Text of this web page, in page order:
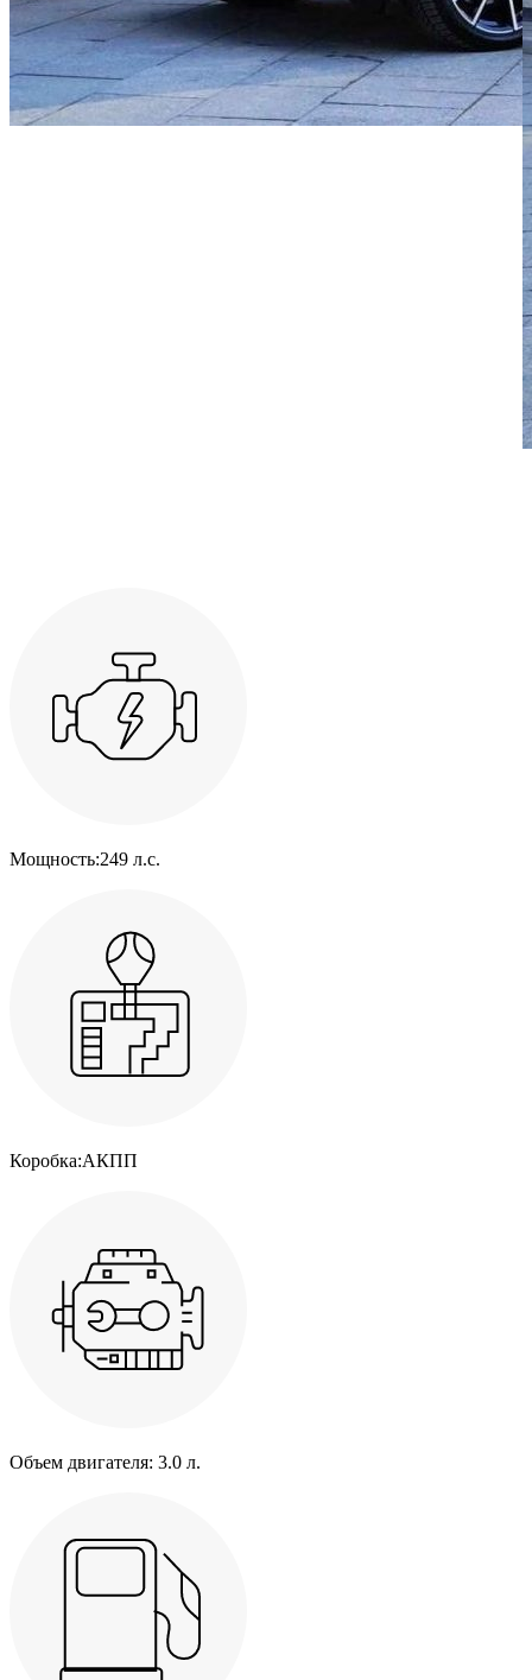
Мощность:249 л.с.
Коробка:АКПП
Объем двигателя: 3.0 л.